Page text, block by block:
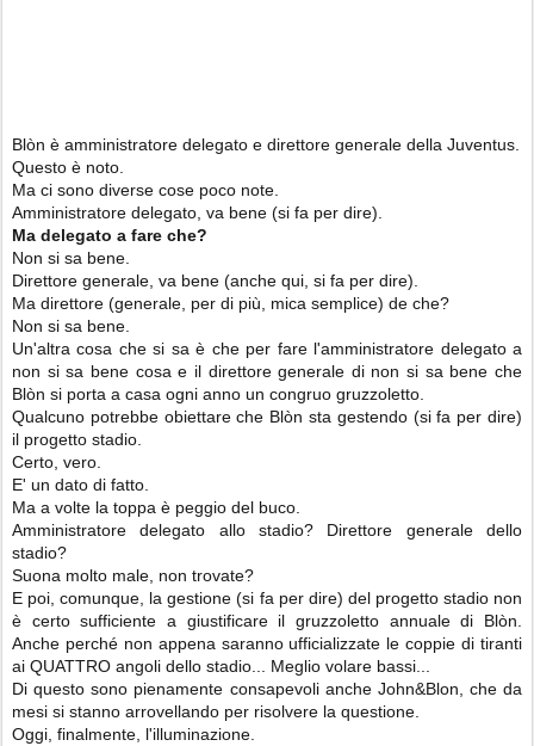
Blòn è amministratore delegato e direttore generale della Juventus.
Questo è noto.
Ma ci sono diverse cose poco note.
Amministratore delegato, va bene (si fa per dire).
Ma delegato a fare che?
Non si sa bene.
Direttore generale, va bene (anche qui, si fa per dire).
Ma direttore (generale, per di più, mica semplice) de che?
Non si sa bene.
Un'altra cosa che si sa è che per fare l'amministratore delegato a
non si sa bene cosa e il direttore generale di non si sa bene che
Blòn si porta a casa ogni anno un congruo gruzzoletto.
Qualcuno potrebbe obiettare che Blòn sta gestendo (si fa per dire)
il progetto stadio.
Certo, vero.
E' un dato di fatto.
Ma a volte la toppa è peggio del buco.
Amministratore delegato allo stadio? Direttore generale dello
stadio?
Suona molto male, non trovate?
E poi, comunque, la gestione (si fa per dire) del progetto stadio non
è certo sufficiente a giustificare il gruzzoletto annuale di Blòn.
Anche perché non appena saranno ufficializzate le coppie di tiranti
ai QUATTRO angoli dello stadio... Meglio volare bassi...
Di questo sono pienamente consapevoli anche John&Blon, che da
mesi si stanno arrovellando per risolvere la questione.
Oggi, finalmente, l'illuminazione.